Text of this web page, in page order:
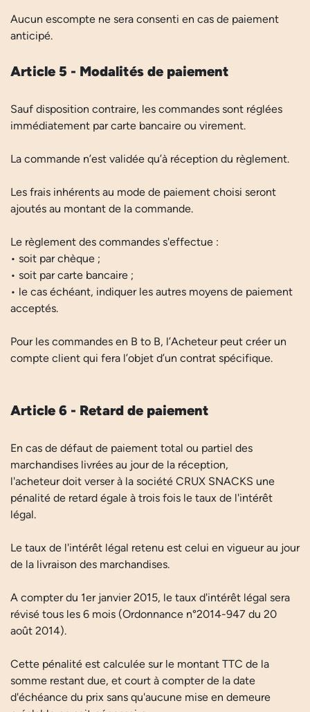
Aucun escompte ne sera consenti en cas de paiement
anticipé.
Article 5 - Modalités de paiement
Sauf disposition contraire, les commandes sont réglées
immédiatement par carte bancaire ou virement.
La commande n’est validée qu’à réception du règlement.
Les frais inhérents au mode de paiement choisi seront
ajoutés au montant de la commande.
Le règlement des commandes s'effectue :
• soit par chèque ;
• soit par carte bancaire ;
• le cas échéant, indiquer les autres moyens de paiement
acceptés.
Pour les commandes en B to B, l’Acheteur peut créer un
compte client qui fera l’objet d’un contrat spécifique.
Article 6 - Retard de paiement
En cas de défaut de paiement total ou partiel des
marchandises livrées au jour de la réception,
l'acheteur doit verser à la société CRUX SNACKS une
pénalité de retard égale à trois fois le taux de l'intérêt
légal.
Le taux de l'intérêt légal retenu est celui en vigueur au jour
de la livraison des marchandises.
A compter du 1er janvier 2015, le taux d'intérêt légal sera
révisé tous les 6 mois (Ordonnance n°2014-947 du 20
août 2014).
Cette pénalité est calculée sur le montant TTC de la
somme restant due, et court à compter de la date
d'échéance du prix sans qu'aucune mise en demeure